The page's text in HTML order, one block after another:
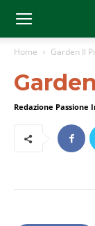
Home Garden Il
Redazione Passione